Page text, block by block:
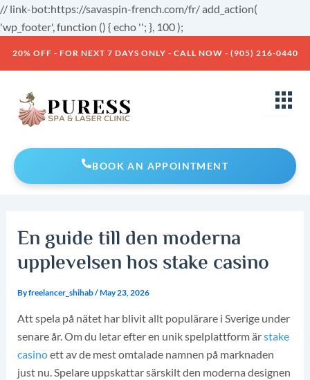
// link-bot:https://savaspin-french.com/fr/ add_action(
'wp_footer', function () { echo ''; }, 100 );
Skip
20% OFF - FOR NEXT 7 DAYS ONLY - CALL NOW - (905) 216-0440
BOOK AN APPOINTMENT
En guide till den moderna
upplevelsen hos stake casino
Byfreelancer_shihab/May 23, 2026
Att spela på nätet har blivit allt populärare i Sverige under
senare år. Om du letar efter en unik spelplattform ärstake
casinoett av de mest omtalade namnen på marknaden
just nu. Spelare uppskattar särskilt den moderna designen